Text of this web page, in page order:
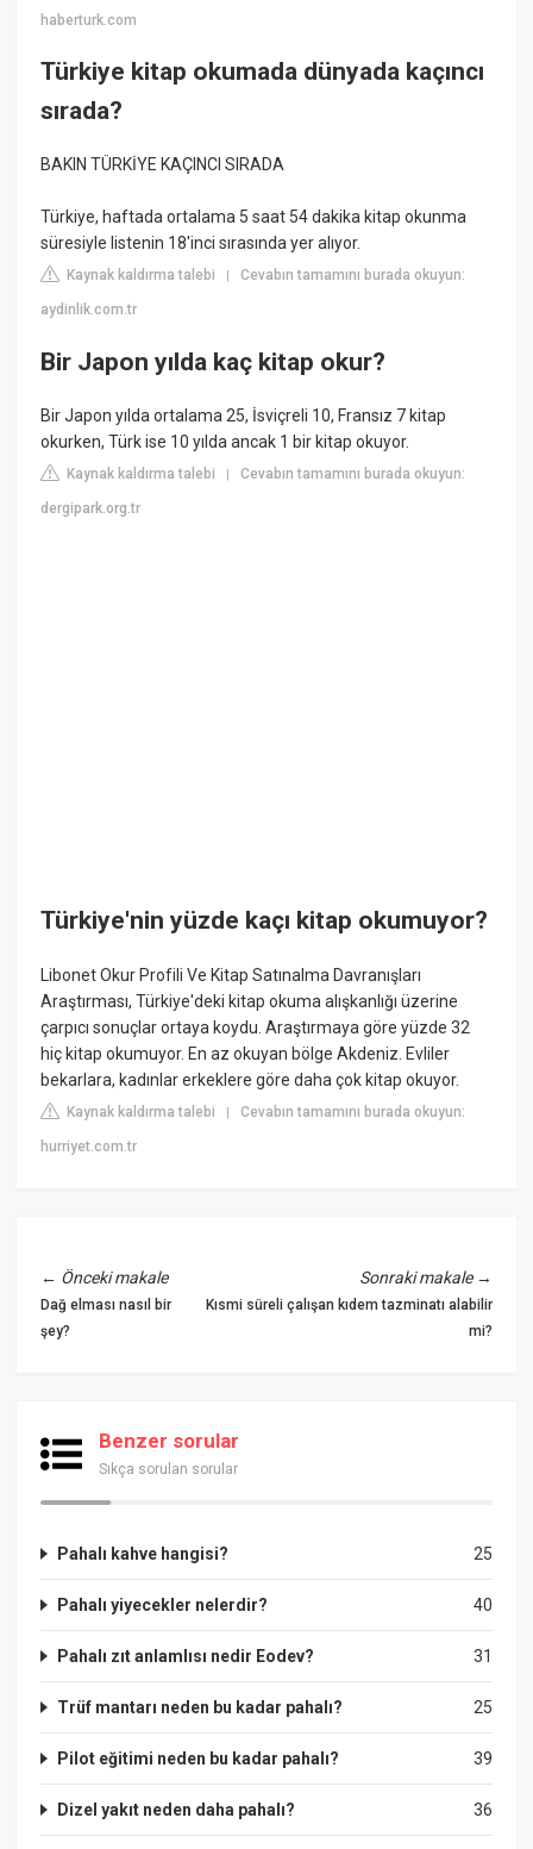
haberturk.com
Türkiye kitap okumada dünyada kaçıncı
sırada?
BAKIN TÜRKİYE KAÇINCI SIRADA
Türkiye, haftada ortalama 5 saat 54 dakika kitap okunma
süresiyle listenin 18'inci sırasında yer alıyor.
Kaynak kaldırma talebi |Cevabın tamamını burada okuyun:
aydinlik.com.tr
Bir Japon yılda kaç kitap okur?
Bir Japon yılda ortalama 25, İsviçreli 10, Fransız 7 kitap
okurken, Türk ise 10 yılda ancak 1 bir kitap okuyor.
Kaynak kaldırma talebi |Cevabın tamamını burada okuyun:
dergipark.org.tr
Türkiye'nin yüzde kaçı kitap okumuyor?
Libonet Okur Profili Ve Kitap Satınalma Davranışları
Araştırması, Türkiye'deki kitap okuma alışkanlığı üzerine
çarpıcı sonuçlar ortaya koydu. Araştırmaya göre yüzde 32
hiç kitap okumuyor. En az okuyan bölge Akdeniz. Evliler
bekarlara, kadınlar erkeklere göre daha çok kitap okuyor.
Kaynak kaldırma talebi |Cevabın tamamını burada okuyun:
hurriyet.com.tr
← Önceki makale
Dağ elması nasıl bir
şey?
Sonraki makale→
Kısmi süreli çalışan kıdem tazminatı alabilir
mi?
Benzer sorular
Sıkça sorulan sorular
25
Pahalı kahve hangisi?
40
Pahalı yiyecekler nelerdir?
31
Pahalı zıt anlamlısı nedir Eodev?
25
Trüf mantarı neden bu kadar pahalı?
39
Pilot eğitimi neden bu kadar pahalı?
36
Dizel yakıt neden daha pahalı?